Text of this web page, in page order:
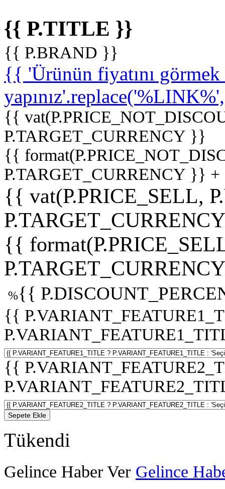
{{ P.TITLE }}
{{ P.BRAND }}
{{ 'Ürünün fiyatını
{{
P.TARGET_CURRENCY }}
{{
P.TARGET_CURRENCY }}
{{ vat(P.PRICE_SELL,
{{
%{{
{{
{{
Sepete Ekle
Tükendi
Gelince Haber Ver Gelince